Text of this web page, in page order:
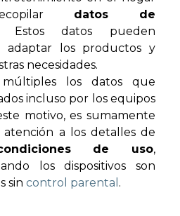
datos de
Estos datos pueden
adaptar los productos y
necesidades.
múltiples los datos que
incluso por los equipos
motivo, es sumamente
a los detalles de
de uso,
los dispositivos son
sin control parental .